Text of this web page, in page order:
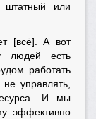
штатный или
[всё]. А вот
людей есть
работать
управлять,
И мы
эффективно